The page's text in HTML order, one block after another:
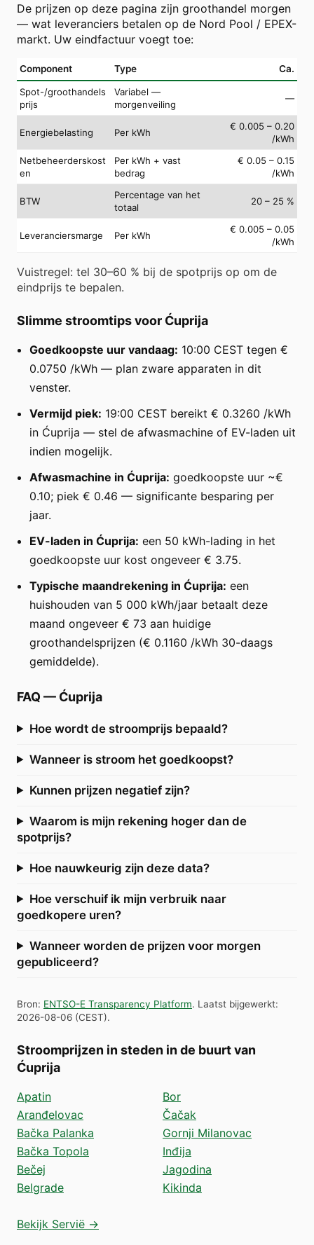
De prijzen op deze pagina zijn groothandel morgen
— wat leveranciers betalen op de Nord Pool / EPEX-
markt. Uw eindfactuur voegt toe:
Component Type Ca.
Spot-/groothandels
prijs
Variabel —
morgenveiling
—
Energiebelasting Per kWh
€ 0.005 – 0.20
/kWh
Netbeheerderskost
en
Per kWh + vast
bedrag
€ 0.05 – 0.15
/kWh
BTW
Percentage van het
totaal
20 – 25 %
Leveranciersmarge Per kWh
€ 0.005 – 0.05
/kWh
Vuistregel: tel 30–60 % bij de spotprijs op om de
eindprijs te bepalen.
Slimme stroomtips voor Ćuprija
Goedkoopste uur vandaag: 10:00 CEST tegen €
0.0750 /kWh — plan zware apparaten in dit
venster.
Vermijd piek: 19:00 CEST bereikt € 0.3260 /kWh
in Ćuprija — stel de afwasmachine of EV-laden uit
indien mogelijk.
Afwasmachine in Ćuprija: goedkoopste uur ~€
0.10; piek € 0.46 — significante besparing per
jaar.
EV-laden in Ćuprija: een 50 kWh-lading in het
goedkoopste uur kost ongeveer € 3.75.
Typische maandrekening in Ćuprija: een
huishouden van 5 000 kWh/jaar betaalt deze
maand ongeveer € 73 aan huidige
groothandelsprijzen (€ 0.1160 /kWh 30-daags
gemiddelde).
FAQ — Ćuprija
Hoe wordt de stroomprijs bepaald?
Wanneer is stroom het goedkoopst?
Kunnen prijzen negatief zijn?
Waarom is mijn rekening hoger dan de
spotprijs?
Hoe nauwkeurig zijn deze data?
Hoe verschuif ik mijn verbruik naar
goedkopere uren?
Wanneer worden de prijzen voor morgen
gepubliceerd?
Bron: ENTSO-E Transparency Platform. Laatst bijgewerkt:
2026-08-06 (CEST).
Stroomprijzen in steden in de buurt van
Ćuprija
Apatin
Aranđelovac
Bačka Palanka
Bačka Topola
Bečej
Belgrade
Bor
Čačak
Gornji Milanovac
Inđija
Jagodina
Kikinda
Bekijk Servië →